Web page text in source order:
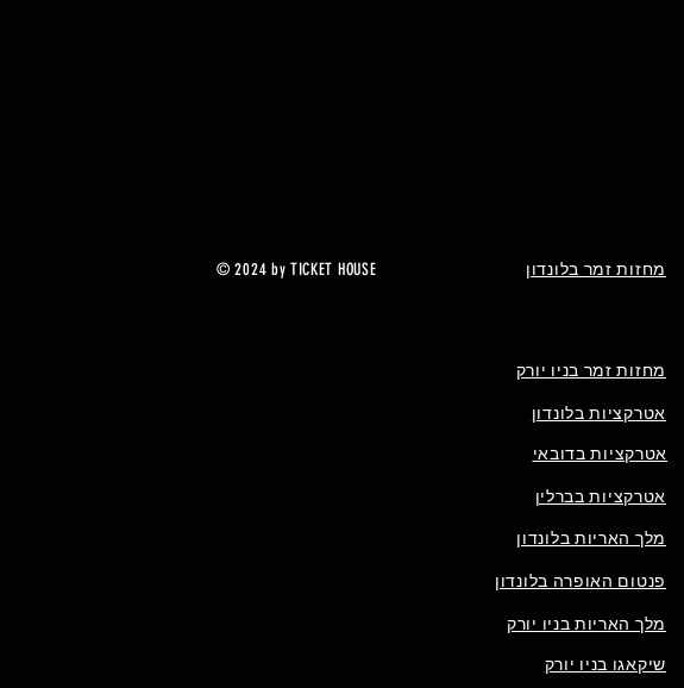
© 2024 by TICKET HOUSE מחזות זמר בלונדון
מחזות זמר בניו יורק
אטרקציות בלונדון
אטרקציות בדובאי
אטרקציות בברלין
מלך האריות בלונדון
פנטום האופרה בלונדון
מלך האריות בניו יורק
שיקאגו בניו יורק